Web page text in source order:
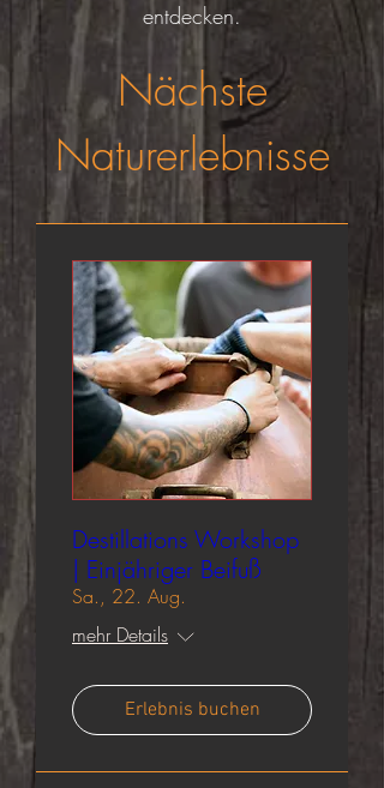
entdecken.
Nächste
Naturerlebnisse
Destillations Workshop
| Einjähriger Beifuß
Sa., 22. Aug.
mehr Details
Erlebnis buchen